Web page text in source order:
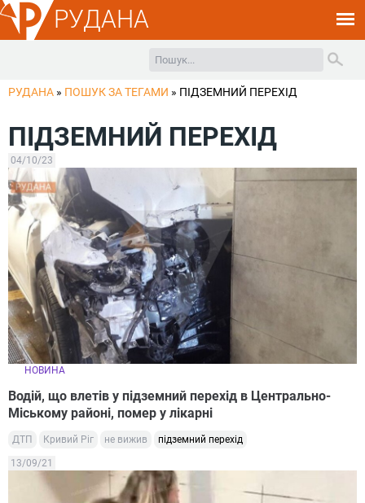
РУДАНА
РУДАНА » ПОШУК ЗА ТЕГАМИ » ПІДЗЕМНИЙ ПЕРЕХІД
ПІДЗЕМНИЙ ПЕРЕХІД
04/10/23
НОВИНА
Водій, що влетів у підземний перехід в Центрально-
Міському районі, помер у лікарні
ДТП Кривий Ріг не вижив підземний перехід
13/09/21